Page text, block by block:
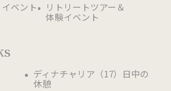
ベント
リトリートツアー＆
体験イベント
ディナチャリア（17）日中の
休憩